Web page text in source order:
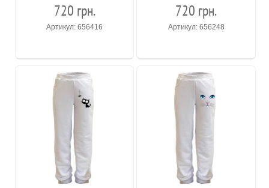
720 грн.
Артикул: 656416
720 грн.
Артикул: 656248